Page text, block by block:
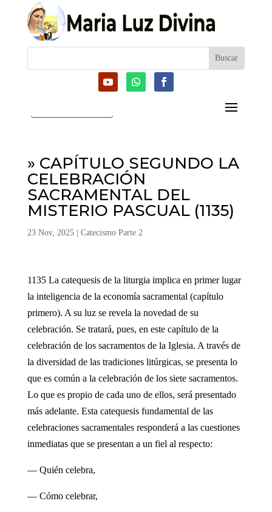
» CAPÍTULO SEGUNDO LA
CELEBRACIÓN
SACRAMENTAL DEL
MISTERIO PASCUAL (1135)
23 Nov, 2025| Catecismo Parte 2
1135 La catequesis de la liturgia implica en primer lugar
la inteligencia de la economía sacramental (capítulo
primero). A su luz se revela la novedad de su
celebración. Se tratará, pues, en este capítulo de la
celebración de los sacramentos de la Iglesia. A través de
la diversidad de las tradiciones litúrgicas, se presenta lo
que es común a la celebración de los siete sacramentos.
Lo que es propio de cada uno de ellos, será presentado
más adelante. Esta catequesis fundamental de las
celebraciones sacramentales responderá a las cuestiones
inmediatas que se presentan a un fiel al respecto:
— Quién celebra,
— Cómo celebrar,